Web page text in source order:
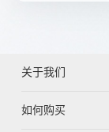
关于我们
如何购买